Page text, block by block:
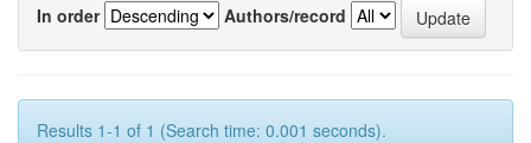
In order
Authors/record
Results 1-1 of 1 (Search time: 0.001 seconds).